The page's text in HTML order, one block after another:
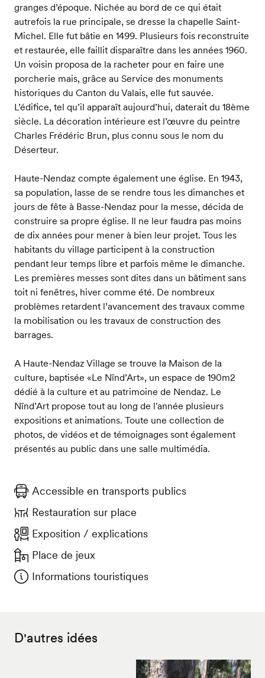
granges d’époque. Nichée au bord de ce qui était
autrefois la rue principale, se dresse la chapelle Saint-
Michel. Elle fut bâtie en 1499. Plusieurs fois reconstruite
et restaurée, elle faillit disparaître dans les années 1960.
Un voisin proposa de la racheter pour en faire une
porcherie mais, grâce au Service des monuments
historiques du Canton du Valais, elle fut sauvée.
L’édifice, tel qu’il apparaît aujourd’hui, daterait du 18ème
siècle. La décoration intérieure est l’œuvre du peintre
Charles Frédéric Brun, plus connu sous le nom du
Déserteur.
Haute-Nendaz compte également une église. En 1943,
sa population, lasse de se rendre tous les dimanches et
jours de fête à Basse-Nendaz pour la messe, décida de
construire sa propre église. Il ne leur faudra pas moins
de dix années pour mener à bien leur projet. Tous les
habitants du village participent à la construction
pendant leur temps libre et parfois même le dimanche.
Les premières messes sont dites dans un bâtiment sans
toit ni fenêtres, hiver comme été. De nombreux
problèmes retardent l’avancement des travaux comme
la mobilisation ou les travaux de construction des
barrages.
A Haute-Nendaz Village se trouve la Maison de la
culture, baptisée «Le Nînd’Art», un espace de 190m2
dédié à la culture et au patrimoine de Nendaz. Le
Nînd’Art propose tout au long de l'année plusieurs
expositions et animations. Toute une collection de
photos, de vidéos et de témoignages sont également
présentés au public dans une salle multimédia.
Accessible en transports publics
Restauration sur place
Exposition / explications
Place de jeux
Informations touristiques
D'autres idées